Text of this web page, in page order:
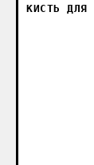
КИСТЬ ДЛЯ